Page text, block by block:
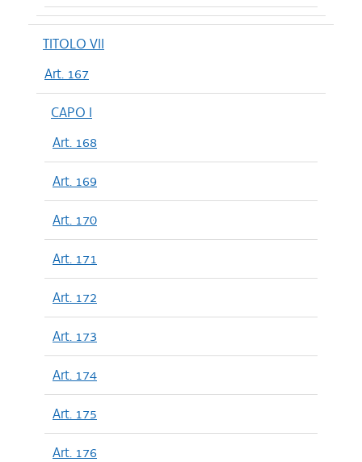
TITOLO VII
Art. 167
CAPO I
Art. 168
Art. 169
Art. 170
Art. 171
Art. 172
Art. 173
Art. 174
Art. 175
Art. 176